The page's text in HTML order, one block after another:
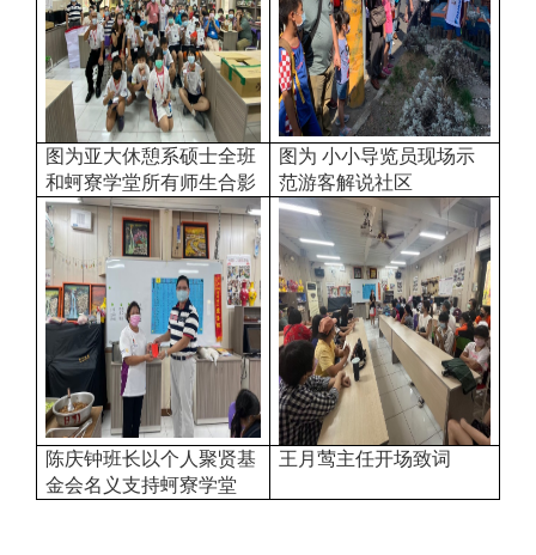
图为亚大休憩系硕士全班
和蚵寮学堂所有师生合影
图为 小小导览员现场示
范游客解说社区
陈庆钟班长以个人聚贤基
金会名义支持蚵寮学堂
王月莺主任开场致词